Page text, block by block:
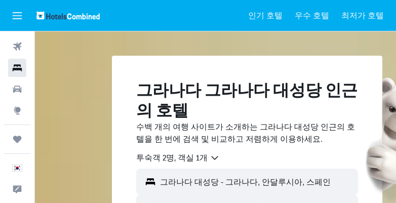
인기 호텔 우수 호텔 최저가 호텔
그라나다 그라나다 대성당 ​인근
의 호텔
수백 개의 여행 사이트가 소개하는 그라나다 대성당 인근의 호
텔을 한 번에 검색 및 비교하고 저렴하게 이용하세요.
​투숙객 2​명, ​객실 1개